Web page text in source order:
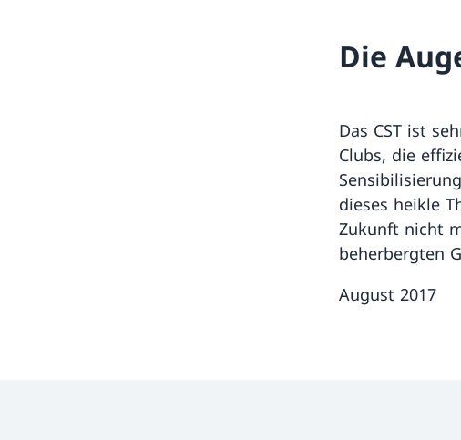
Die
Das CST ist
Clubs, die
dieses heikle
Zukunft nicht
beherbergten
August 2017